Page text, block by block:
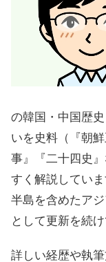
の韓国・中国歴
いを史料（『朝
事』『二十四史
すく解説してい
半島を含めたア
として更新を続け
詳しい経歴や執